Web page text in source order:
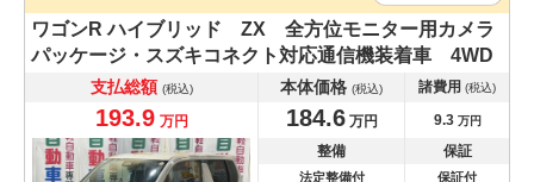
ワゴンRハイブリッド ZX 全方位モニター用カメラ
パッケージ・スズキコネクト対応通信機装着車 4WD
支払総額 (税込) 本体価格 (税込) 諸費用 (税込)
193.9 万円 184.6万円 9.3万円
整備 保証
法定整備付 保証付